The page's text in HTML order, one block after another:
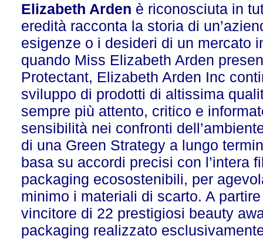
Elizabeth Arden è riconosciuta in
eredità racconta la storia di
esigenze o i desideri di un mercato
quando Miss Elizabeth Arden
Protectant, Elizabeth Arden Inc
sviluppo di prodotti di altissima
sempre più attento, critico e
sensibilità nei confronti
di una Green Strategy a lungo
basa su accordi precisi con l’intera
packaging ecosostenibili, per
minimo i materiali di scarto. A
vincitore di 22 prestigiosi beauty
packaging realizzato